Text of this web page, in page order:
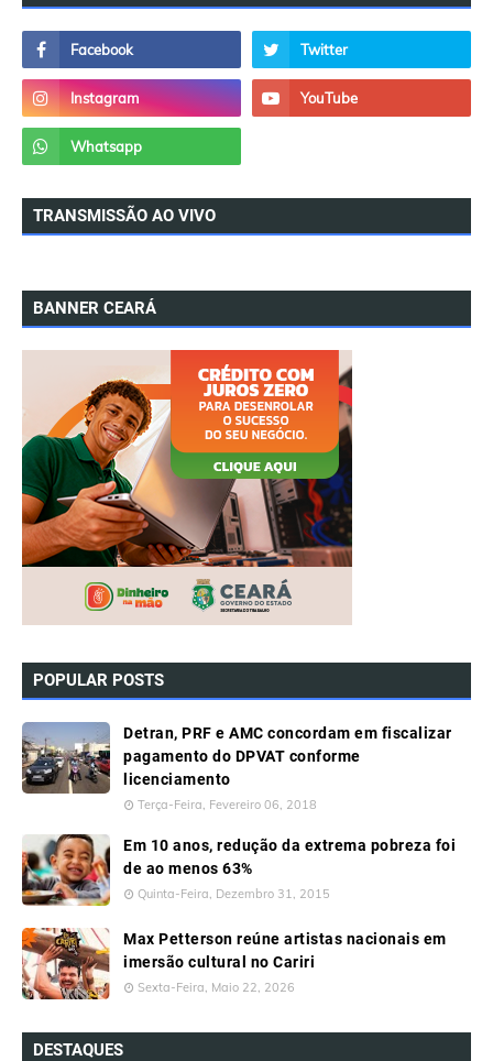
TRANSMISSÃO AO VIVO
BANNER CEARÁ
POPULAR POSTS
Detran, PRF e AMC concordam em fiscalizar
pagamento do DPVAT conforme
licenciamento
Terça-Feira, Fevereiro 06, 2018
Em 10 anos, redução da extrema pobreza foi
de ao menos 63%
Quinta-Feira, Dezembro 31, 2015
Max Petterson reúne artistas nacionais em
imersão cultural no Cariri
Sexta-Feira, Maio 22, 2026
DESTAQUES